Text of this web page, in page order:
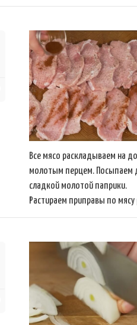
Все мясо раскладываем на
молотым перцем. Посыпаем
сладкой молотой паприки.
Растираем приправы по мясу